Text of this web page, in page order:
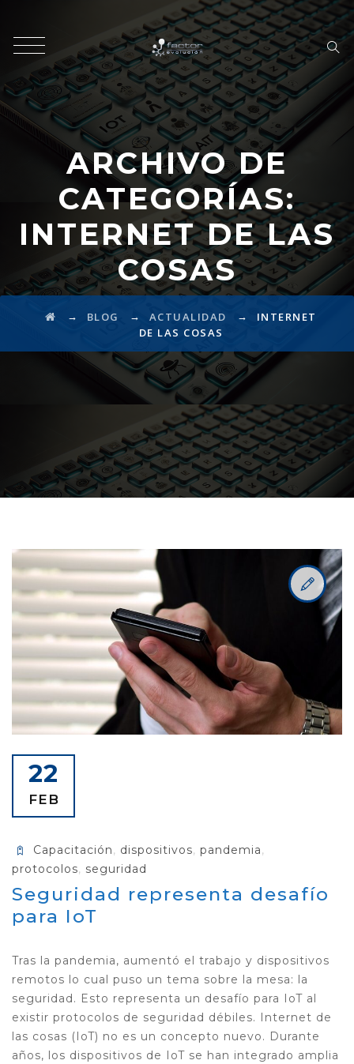
ARCHIVO DE
CATEGORÍAS:
INTERNET DE LAS
COSAS
→ BLOG → ACTUALIDAD →
INTERNET
DE LAS COSAS
22
FEB
Capacitación, dispositivos, pandemia,
protocolos, seguridad
Seguridad representa desafío
para IoT
Tras la pandemia, aumentó el trabajo y dispositivos
remotos lo cual puso un tema sobre la mesa: la
seguridad. Esto representa un desafío para IoT al
existir protocolos de seguridad débiles. Internet de
las cosas (IoT) no es un concepto nuevo. Durante
años, los dispositivos de IoT se han integrado amplia